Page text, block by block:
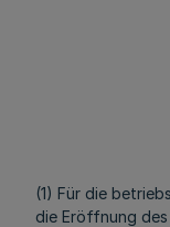
(1) Für die
die Eröffnung